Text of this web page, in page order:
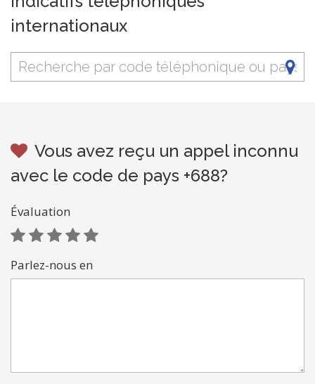
internationaux
Vous avez reçu un appel inconnu
avec le code de pays +688?
Évaluation
Parlez-nous en